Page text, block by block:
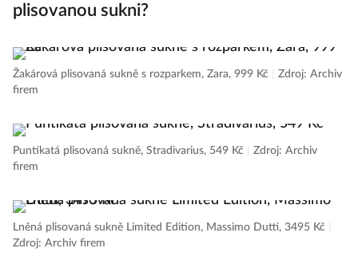
plisovanou sukni?
Žakárová plisovaná sukně s rozparkem, Zara, 999 Kč
Zdroj: Archiv
firem
Puntíkatá plisovaná sukně, Stradivarius, 549 Kč
Zdroj: Archiv
firem
Lněná plisovaná sukně Limited Edition, Massimo Dutti, 3495 Kč
Zdroj: Archiv firem